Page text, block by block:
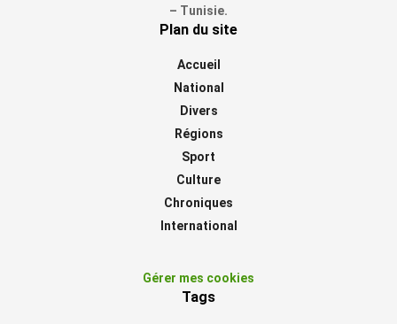
– Tunisie.
Plan du site
Accueil
National
Divers
Régions
Sport
Culture
Chroniques
International
Gérer mes cookies
Tags